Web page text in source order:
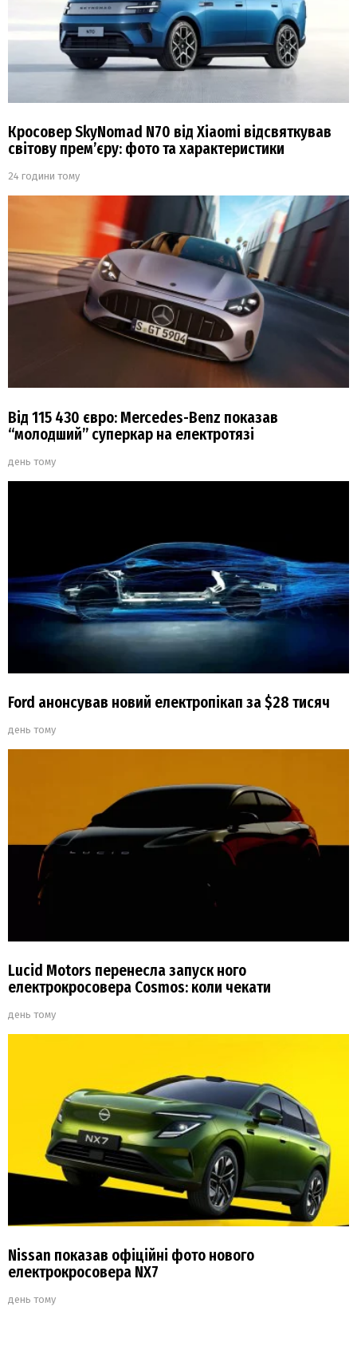
Кросовер SkyNomad N70 від Xiaomi відсвяткував
світову прем’єру: фото та характеристики
24 години тому
Від 115 430 євро: Mercedes-Benz показав
“молодший” суперкар на електротязі
день тому
Ford анонсував новий електропікап за $28 тисяч
день тому
Lucid Motors перенесла запуск ного
електрокросовера Cosmos: коли чекати
день тому
Nissan показав офіційні фото нового
електрокросовера NX7
день тому